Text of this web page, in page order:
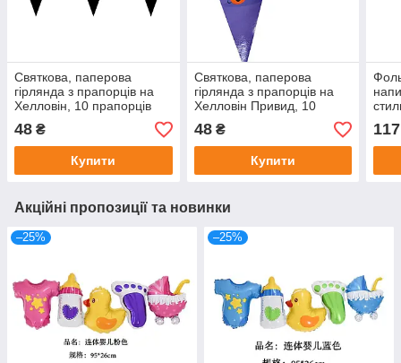
Святкова, паперова
гірлянда з прапорців на
Хелловін, 10 прапорців
48 ₴
Купити
Святкова, паперова
гірлянда з прапорців на
Хелловін Привид, 10
прапорців
48₴
Купити
117
Акційні пропозиції та новинки
–25% –25%